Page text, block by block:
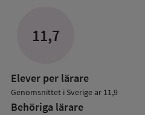
11,7
Elever per lärare
Genomsnittet i Sverige är 11,9
Behöriga lärare